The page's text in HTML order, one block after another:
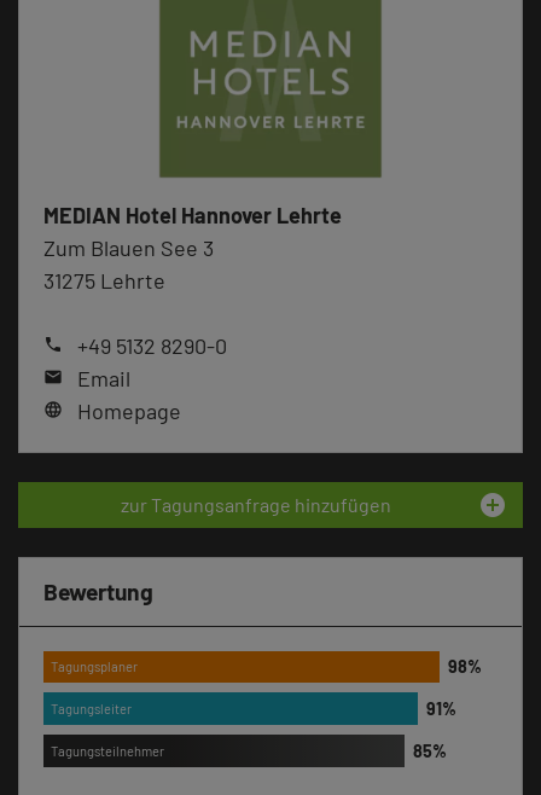
MEDIAN Hotel Hannover Lehrte
Zum Blauen See 3
31275 Lehrte
phone +49 5132 8290-0
mail Email
language Homepage
zur Tagungsanfrage hinzufügen add_circle
Bewertung
Tagungsplaner
Tagungsleiter
Tagungsteilnehmer